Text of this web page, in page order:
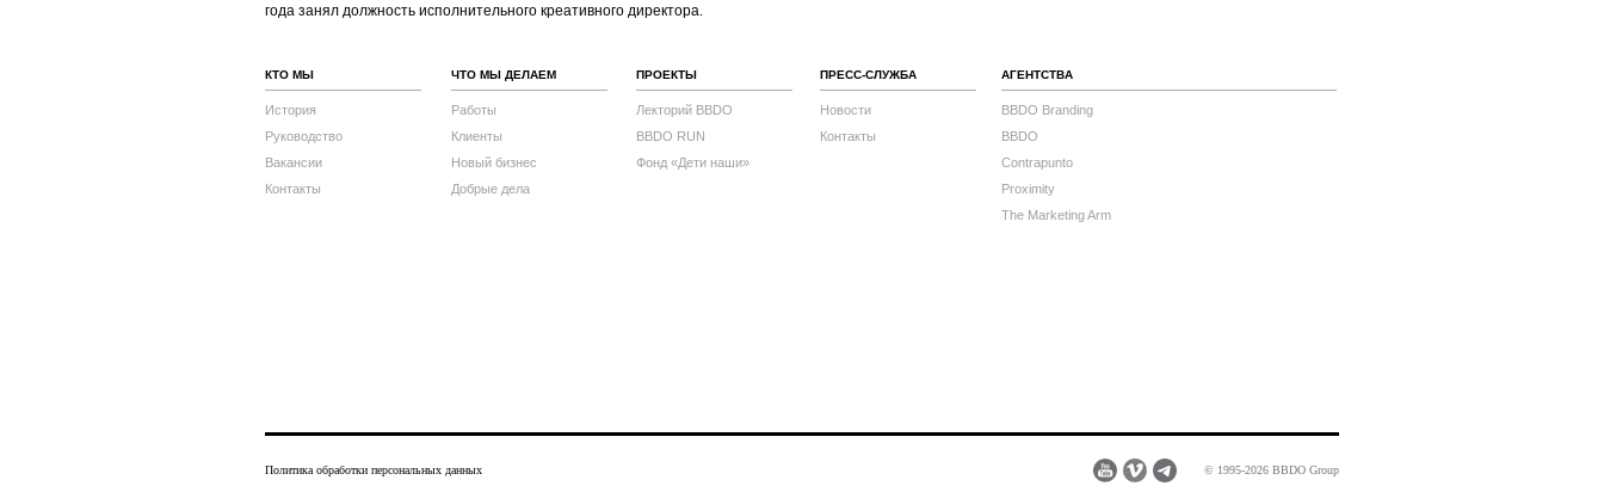
года занял должность исполнительного креативного директора.
КТО МЫ
История
Руководство
Вакансии
Контакты
ЧТО МЫ ДЕЛАЕМ
Работы
Клиенты
Новый бизнес
Добрые дела
ПРОЕКТЫ
Лекторий BBDO
BBDO RUN
Фонд «Дети наши»
ПРЕСС-СЛУЖБА
Новости
Контакты
АГЕНТСТВА
BBDO Branding
BBDO
Contrapunto
Proximity
The Marketing Arm
© 1995-2026 BBDO Group
Политика обработки персональных данных